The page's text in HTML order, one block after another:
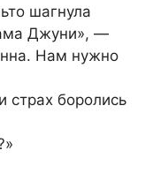
шагнула
Джуни», —
Нам нужно
страх боролись